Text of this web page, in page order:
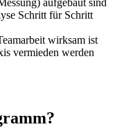
aufgebaut sind
Schritt für Schritt
wirksam ist
vermieden werden